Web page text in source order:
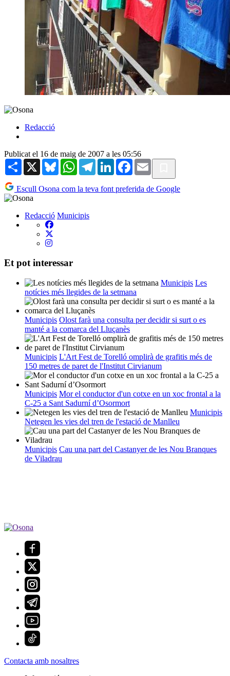
Redacció
Publicat el 16 de maig de 2007 a les 05:56
Share X BlueskyWhatsAppTelegramLinkedInFacebook
Email
Escull Osona com la teva font preferida de Google
Redacció Municipis
Et pot interessar
Municipis Les
notícies més llegides de la setmana
Municipis Olost farà una consulta per decidir si surt o es
manté a la comarca del Lluçanès
Municipis L'Art Fest de Torelló omplirà de grafitis més de
150 metres de paret de l'Institut Cirvianum
Municipis Mor el conductor d'un cotxe en un xoc frontal a la
C-25 a Sant Sadurní d’Osormort
Municipis
Netegen les vies del tren de l'estació de Manlleu
Municipis Cau una part del Castanyer de les Nou Branques
de Viladrau
Contacta amb nosaltres